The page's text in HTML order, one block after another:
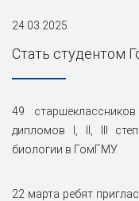
24.03.2025
Стать студентом
49
дипломов I, II, III
биологии в ГомГМУ.
22 марта ребят